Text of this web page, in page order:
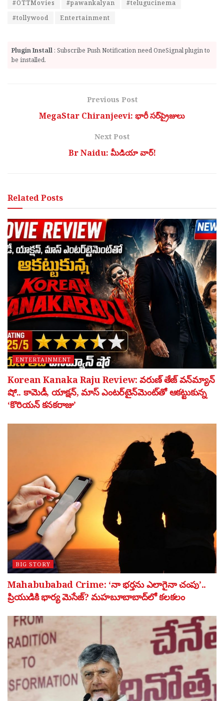
#OTTMovies #pawankalyan
#telugucinema
#tollywood
Entertainment
Plugin Install : Subscribe Push Notification need OneSignal plugin to
be installed.
Previous Post
MegaStar Chiranjeevi: భారీ స‌ర్‌ప్రైజులు
Next Post
Br Naidu: మీడియా వార్!
RelatedPosts
ENTERTAINMENT
Korean Kanaka Raju Review: వరుణ్ తేజ్ వన్‌మ్యాన్
షో.. కామెడీ, యాక్షన్, మాస్ ఎంటర్‌టైన్‌మెంట్‌తో ఆకట్టుకున్న
‘కొరియన్ కనకరాజు’
BIG STORY
Mahabubabad Crime: ‘నా భర్తను ఎలాగైనా చంపు’..
ప్రియుడికి భార్య మెసేజ్? మహబూబాబాద్‌లో కలకలం